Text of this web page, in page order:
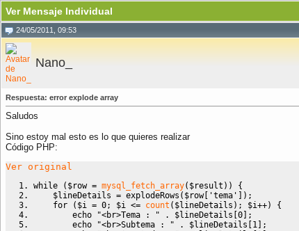
Ver Mensaje Individual
24/05/2011, 09:53
Nano_
Respuesta: error explode array
Saludos
Sino estoy mal esto es lo que quieres realizar
Código PHP:
Ver original
while ( $row = mysql_fetch_array( $result ) )
{
$lineDetails = explodeRows ( $row[ 'tema' ) ;
for
( $i = 0; $i <= count ( $lineDetails ) ; $i++)
{
echo
"<br>Tema : " . $lineDetails 0
;
echo
"<br>Subtema : " . $lineDetails 1
;